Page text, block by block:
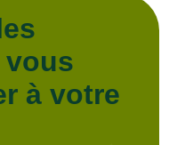
à votre